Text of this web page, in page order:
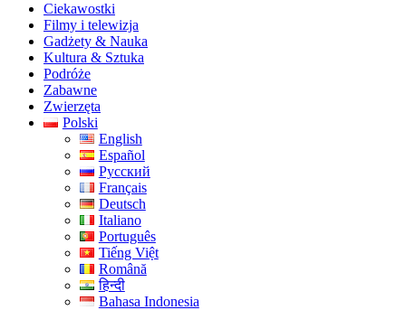
Ciekawostki
Filmy i telewizja
Gadżety & Nauka
Kultura & Sztuka
Podróże
Zabawne
Zwierzęta
Polski
English
Español
Русский
Français
Deutsch
Italiano
Português
Tiếng Việt
Română
हिन्दी
Bahasa Indonesia